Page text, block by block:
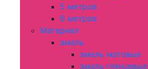
5 метров
6 метров
Материал
эмаль
эмаль матовые
эмаль глянцевые